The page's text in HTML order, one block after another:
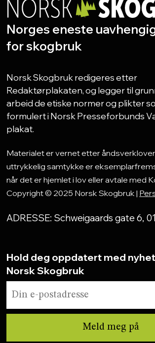
Norges eneste
for skogbruk
Norsk Skogbruk redigeres etter
Redaktørplakaten, og legger til
arbeid de etiske normer og plikter
formulert i Norsk Presseforbunds
plakat.
Materialet er vernet etter
uttrykkelig samtykke er
når det er hjemlet i lov eller avtale med
Copyright © 2025 Norsk Skogbruk |
ADRESSE: Schweigaards gate 6,
Hold deg oppdatert med
Norsk Skogbruk